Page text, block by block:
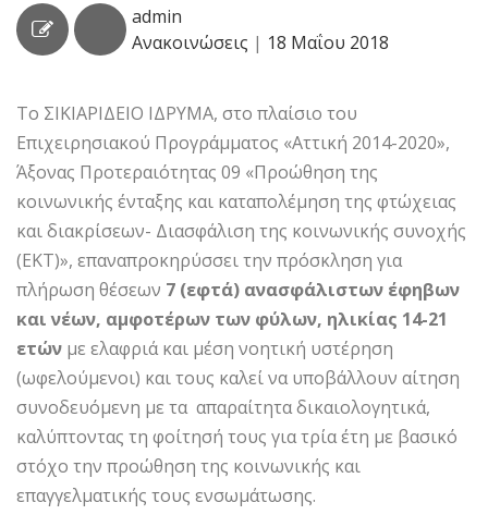
admin
Ανακοινώσεις | 18 Μαΐου 2018
Το ΣΙΚΙΑΡΙΔΕΙΟ ΙΔΡΥΜΑ, στο πλαίσιο του
Επιχειρησιακού Προγράμματος «Αττική 2014-2020»,
Άξονας Προτεραιότητας 09 «Προώθηση της
κοινωνικής ένταξης και καταπολέμηση της φτώχειας
και διακρίσεων- Διασφάλιση της κοινωνικής συνοχής
(ΕΚΤ)», επαναπροκηρύσσει την πρόσκληση για
πλήρωση θέσεων 7 (εφτά) ανασφάλιστων έφηβων
και νέων, αμφοτέρων των φύλων, ηλικίας 14-21
ετών με ελαφριά και μέση νοητική υστέρηση
(ωφελούμενοι) και τους καλεί να υποβάλλουν αίτηση
συνοδευόμενη με τα απαραίτητα δικαιολογητικά,
καλύπτοντας τη φοίτησή τους για τρία έτη με βασικό
στόχο την προώθηση της κοινωνικής και
επαγγελματικής τους ενσωμάτωσης.